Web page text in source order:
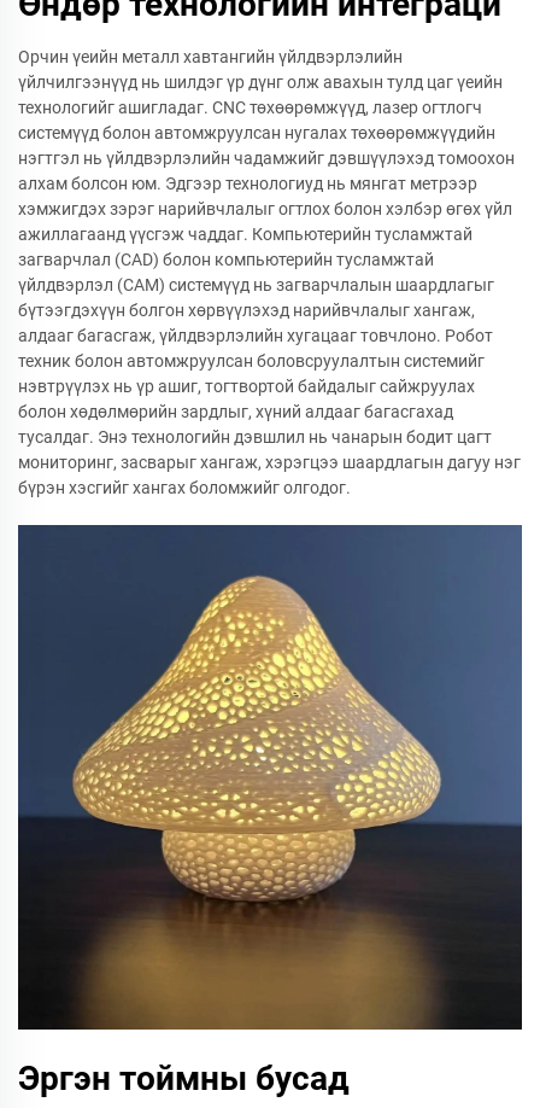
Орчин үеийн металл хавтангийн үйлдвэрлэлийн
үйлчилгээнүүд нь шилдэг үр дүнг олж авахын тулд цаг үеийн
технологийг ашигладаг. CNC төхөөрөмжүүд, лазер огтлогч
системүүд болон автомжруулсан нугалах төхөөрөмжүүдийн
нэгтгэл нь үйлдвэрлэлийн чадамжийг дэвшүүлэхэд томоохон
алхам болсон юм. Эдгээр технологиуд нь мянгат метрээр
хэмжигдэх зэрэг нарийвчлалыг огтлох болон хэлбэр өгөх үйл
ажиллагаанд үүсгэж чаддаг. Компьютерийн тусламжтай
загварчлал (CAD) болон компьютерийн тусламжтай
үйлдвэрлэл (CAM) системүүд нь загварчлалын шаардлагыг
бүтээгдэхүүн болгон хөрвүүлэхэд нарийвчлалыг хангаж,
алдааг багасгаж, үйлдвэрлэлийн хугацааг товчлоно. Робот
техник болон автомжруулсан боловсруулалтын системийг
нэвтрүүлэх нь үр ашиг, тогтвортой байдалыг сайжруулах
болон хөдөлмөрийн зардлыг, хүний алдааг багасгахад
тусалдаг. Энэ технологийн дэвшлил нь чанарын бодит цагт
мониторинг, засварыг хангаж, хэрэгцээ шаардлагын дагуу нэг
бүрэн хэсгийг хангах боломжийг олгодог.
Эргэн тоймны бусад